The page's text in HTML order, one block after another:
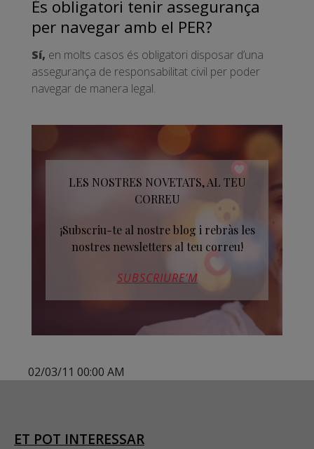
És obligatori tenir assegurança
per navegar amb el PER?
Sí, en molts casos és obligatori disposar d’una
assegurança de responsabilitat civil per poder
navegar de manera legal.
LES NOSTRES NOVETATS, AL TEU
CORREU
¡Subscriu-te al nostre blog i rebràs les
nostres newsletters al teu correu!
SUBSCRIURE’M
02/03/11 00:00 AM
ET POT INTERESSAR